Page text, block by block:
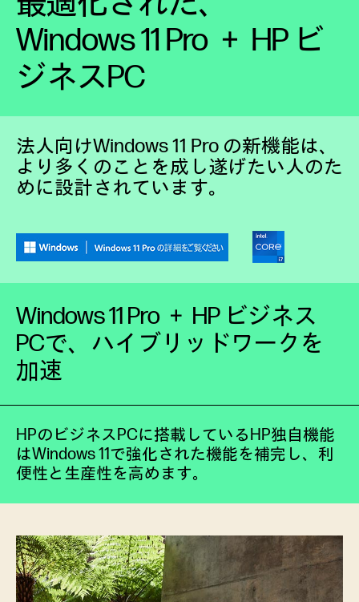
Windows 11 Pro ＋ HP ビ
ジネスPC
法人向けWindows 11 Pro の新機能は、
より多くのことを成し遂げたい人のた
めに設計されています。
Windows 11 Pro ＋ HP ビジネス
PCで、ハイブリッドワークを
加速
HPのビジネスPCに搭載しているHP独自機能
はWindows 11で強化された機能を補完し、利
便性と生産性を高めます。